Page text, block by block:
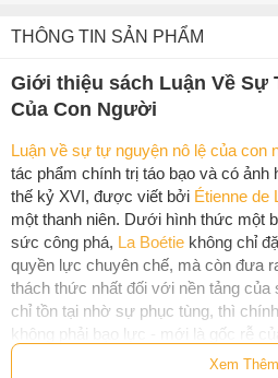
THÔNG TIN SẢN PHẨM
Giới thiệu sách Luận Về Sự
Của Con Người
Luận về sự tự nguyện nô lệ của con
tác phẩm chính trị táo bạo và có ảnh
thế kỷ XVI, được viết bởi Étienne de
một thanh niên. Dưới hình thức một
sức công phá, La Boétie không chỉ
quyền lực chuyên chế, mà còn đưa
thách thức nhất đối với nền tảng của
chỉ tồn tại nhờ sự phục tùng, thì
không phải bạo lực - mới là gốc rễ
Điều làm cho tác phẩm này trở nên
Xem Thêm